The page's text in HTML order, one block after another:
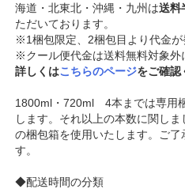
海道・北東北・沖縄・九州は送料
ただいております。
※1梱包限定、2梱包目より代金が
※クール便代金は送料無料対象外
詳しくはこちらのページをご確認
1800ml・720ml 4本までは専用
します。それ以上の本数に関し
の梱包箱を使用いたします。ご了
す。
◆配送時間の分類